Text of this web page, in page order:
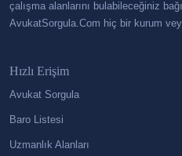
çalışma alanlarını bulabileceğiniz
AvukatSorgula.Com hiç bir kurum
Hızlı Erişim
Avukat Sorgula
Baro Listesi
Uzmanlık Alanları